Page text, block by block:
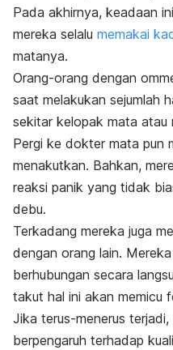
Pada akhirnya, keadaan
mereka selalu memakai
matanya.
Orang-orang dengan
saat melakukan sejumlah
sekitar kelopak mata
Pergi ke dokter mata pun
menakutkan. Bahkan,
reaksi panik yang tidak
debu.
Terkadang mereka juga
dengan orang lain.
berhubungan secara
takut hal ini akan memicu
Jika terus-menerus
berpengaruh terhadap